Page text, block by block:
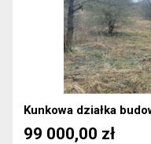
Kunkowa działka
99 000,00 zł